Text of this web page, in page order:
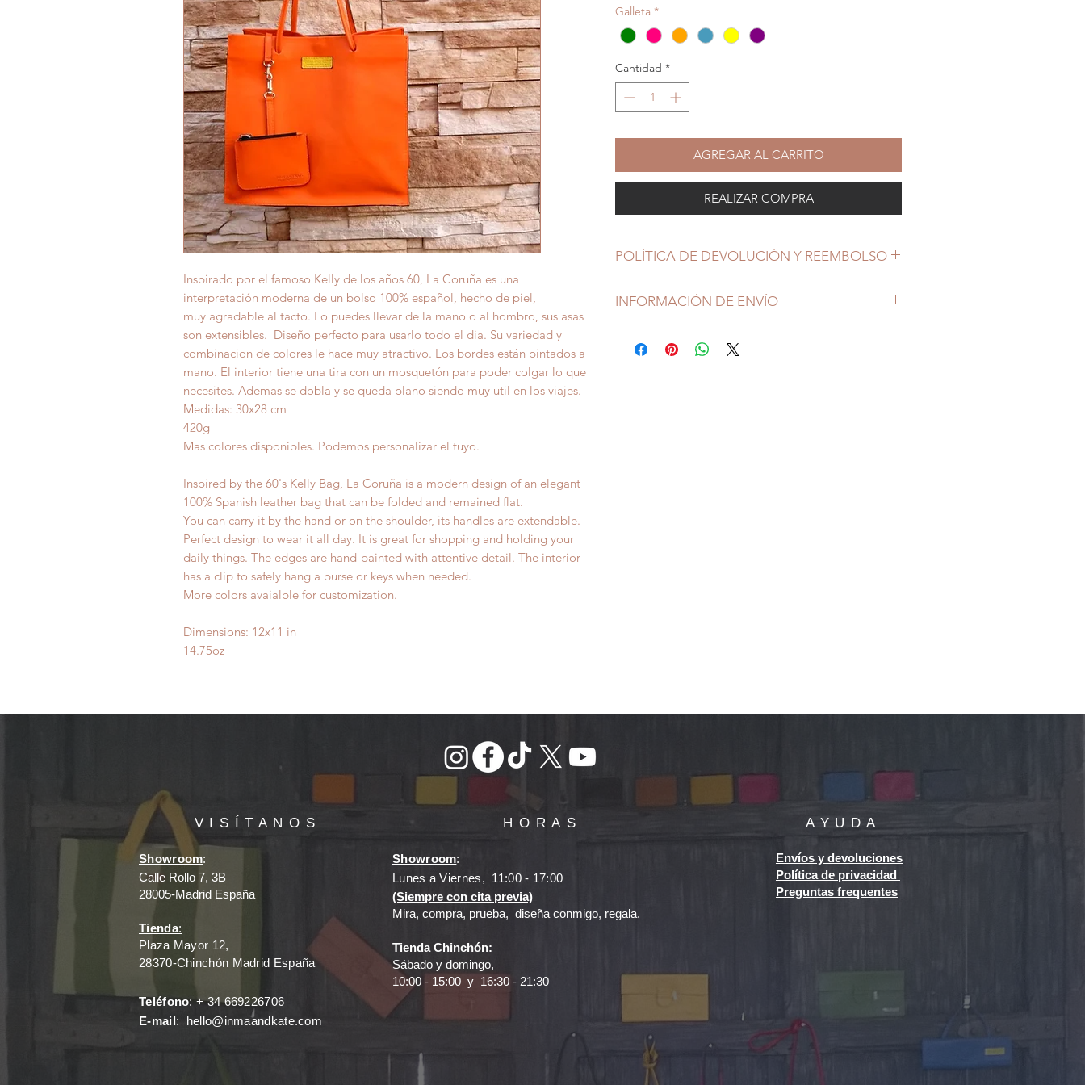
Inspirado por el famoso Kelly de los años 60, La Coruña es una
interpretación moderna de un bolso 100% español, hecho de piel,
muy agradable al tacto. Lo puedes llevar de la mano o al hombro, sus asas
son extensibles. Diseño perfecto para usarlo todo el dia. Su variedad y
combinacion de colores le hace muy atractivo. Los bordes están pintados a
mano. El interior tiene una tira con un mosquetón para poder colgar lo que
necesites. Ademas se dobla y se queda plano siendo muy util en los viajes.
Medidas: 30x28 cm
420g
Mas colores disponibles. Podemos personalizar el tuyo.
Inspired by the 60's Kelly Bag, La Coruña is a modern design of an elegant
100% Spanish leather bag that can be folded and remained flat.
You can carry it by the hand or on the shoulder, its handles are extendable.
Perfect design to wear it all day. It is great for shopping and holding your
daily things. The edges are hand-painted with attentive detail. The interior
has a clip to safely hang a purse or keys when needed.
More colors avaialble for customization.
Dimensions: 12x11 in
14.75oz
Galleta *
Cantidad *
AGREGAR AL CARRITO
REALIZAR COMPRA
POLÍTICA DE DEVOLUCIÓN Y REEMBOLSO
INFORMACIÓN DE ENVÍO
VISÍTANOS HORAS
Showroom:
Calle Rollo 7, 3B
28005-Madrid España
Tienda:
Plaza Mayor 12,
28370-Chinchón Madrid España
Teléfono: + 34 669226706
E-mail: hello@inmaandkate.com
Showroom:
Lunes a Viernes, 11:00 - 17:00
(Siempre con cita previa)
Mira, compra, prueba, diseña conmigo, regala.
Tienda Chinchón:
Sábado y domingo​​,
10:00 - 15:00 y 16:30 - 21:30
AYUDA
Envíos y devoluciones
Política de privacidad
Preguntas frequentes